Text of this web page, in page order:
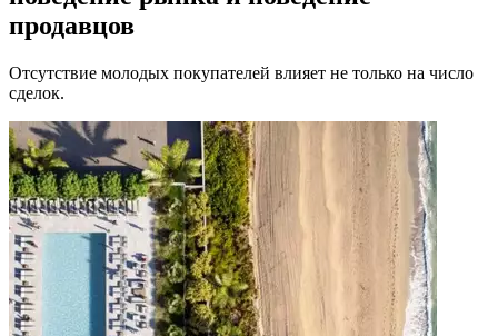
продавцов
Отсутствие молодых покупателей влияет не только на число
сделок.